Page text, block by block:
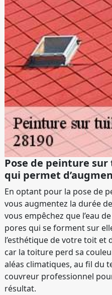
Pose de peinture
qui permet
En optant pour la pose de
vous augmentez la durée
vous empêchez que l’eau
pores qui se forment sur
l’esthétique de votre toit et
car la toiture perd sa
aléas climatiques, au fil du
couvreur professionnel
résultat.